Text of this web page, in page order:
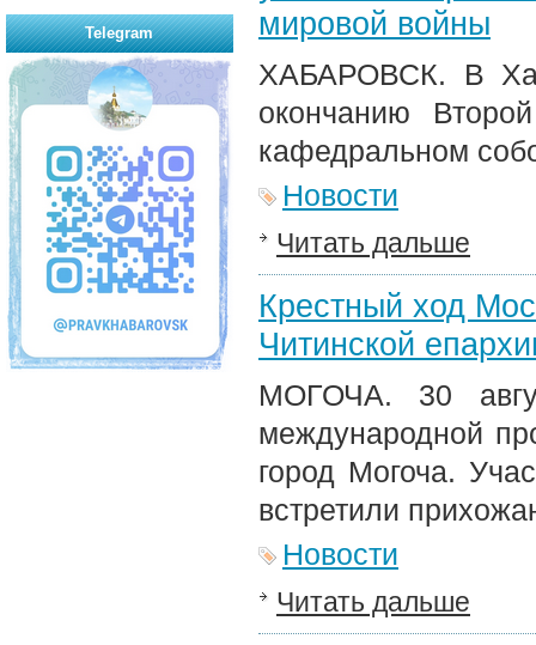
мировой войны
ХАБАРОВСК. В
окончанию
кафедральном
Новости
Читать дальше
Крестный ход
Читинской
МОГОЧА. 30
международной
город Могоча.
встретили
Новости
Читать дальше
Telegram